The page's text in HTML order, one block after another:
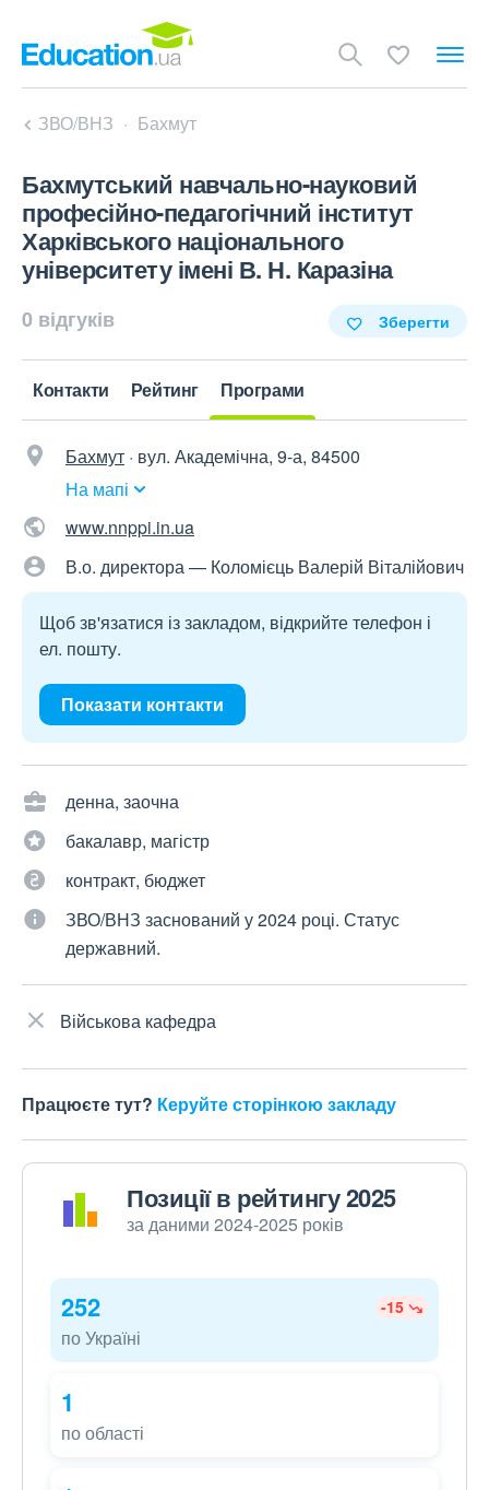
ЗВО/ВНЗ Бахмут
Бахмутський навчально-науковий
професійно-педагогічний інститут
Харківського національного
університету імені В. Н. Каразіна
0 відгуків Зберегти
Контакти Рейтинг Програми
Бахмут · вул. Академічна, 9-а, 84500
На мапі
www.nnppi.in.ua
В.о. директора — Коломієць Валерій Віталійович
Щоб зв'язатися із закладом, відкрийте телефон і
ел. пошту.
Показати контакти
денна, заочна
бакалавр, магістр
контракт, бюджет
ЗВО/ВНЗ заснований у 2024 році. Статус
державний.
Військова кафедра
Працюєте тут? Керуйте сторінкою закладу
Позиції в рейтингу 2025
за даними 2024-2025 років
252 -15
по Україні
1
по області